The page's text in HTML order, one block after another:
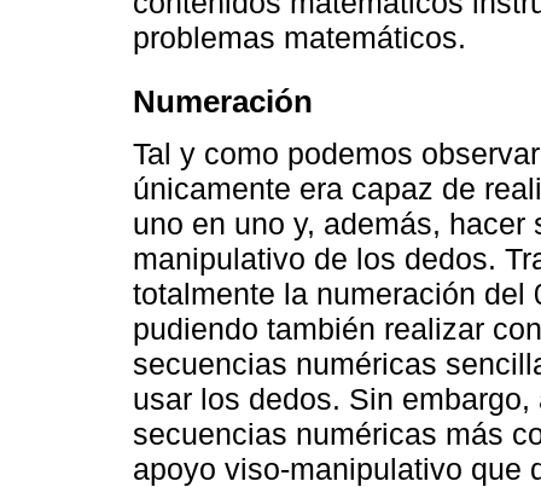
problemas matemáticos.
Numeración
Tal y como podemos
únicamente era capaz de
uno en uno y, además,
manipulativo de los dedos.
totalmente la numeración
pudiendo también realizar
secuencias numéricas
usar los dedos. Sin
secuencias numéricas más
apoyo viso-manipulativo que